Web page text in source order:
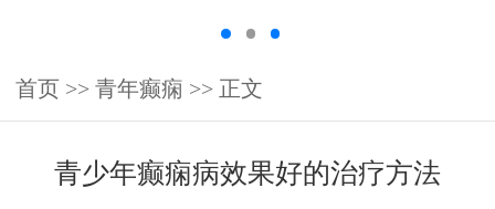
首页 >> 青年癫痫 >> 正文
青少年癫痫病效果好的治疗方法